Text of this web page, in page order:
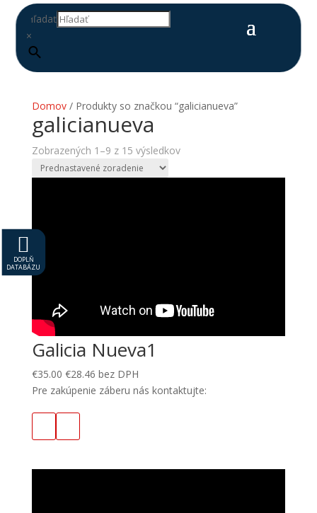
Hľadať
×

DOPLŇ
DATABÁZU
Domov/ Produkty so značkou “galicianueva”
galicianueva
Zobrazených 1–9 z 15 výsledkov
Galicia Nueva1
€35.00 €28.46 bez DPH
Pre zakúpenie záberu nás kontaktujte: